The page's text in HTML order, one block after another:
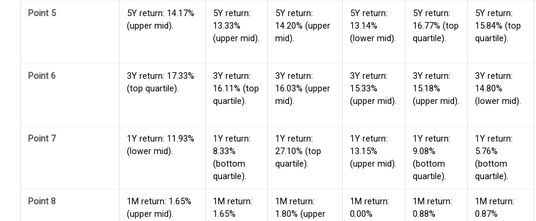
Point 5
5Y return: 14.17%
(upper mid).
5Y return:
13.33%
(upper mid).
5Y return:
14.20% (upper
mid).
5Y return:
13.14%
(lower mid).
5Y return:
16.77% (top
quartile).
5Y return:
15.84% (top
quartile).
Point 6
3Y return: 17.33%
(top quartile).
3Y return:
16.11% (top
quartile).
3Y return:
16.03% (upper
mid).
3Y return:
15.33%
(upper mid).
3Y return:
15.18%
(upper mid).
3Y return:
14.80%
(lower mid).
Point 7
1Y return: 11.93%
(lower mid).
1Y return:
8.33%
(bottom
quartile).
1Y return:
27.10% (top
quartile).
1Y return:
13.15%
(upper mid).
1Y return:
9.08%
(bottom
quartile).
1Y return:
5.76%
(bottom
quartile).
Point 8
1M return: 1.65%
(upper mid).
1M return:
1.65%
1M return:
1.80% (upper
1M return:
0.00%
1M return:
0.88%
1M return:
0.87%